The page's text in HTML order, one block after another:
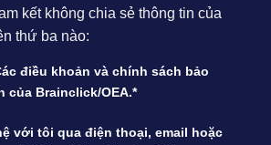
kết không chia sẻ thông tin của
thứ ba nào:
điều khoản và chính sách bảo
của Brainclick/OEA.*
với tôi qua điện thoại, email hoặc